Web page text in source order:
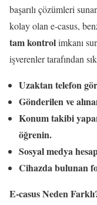
başarılı çözümleri
kolay olan e-casus,
tam kontrolimkanı
işverenler tarafından
Uzaktan telefon
Gönderilen ve
Konum takibi
öğrenin.
Sosyal medya
Cihazda bulunan
E-casus Neden